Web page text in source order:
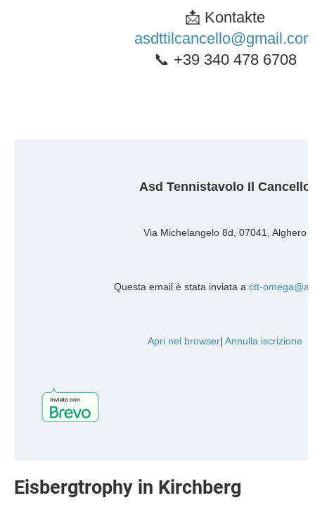
📩 Kontakte
asdttilcancello@gmail.com
📞 +39 340 478 6708
Asd Tennistavolo Il Cancello
Via Michelangelo 8d, 07041, Alghero
Questa email è stata inviata a ctt-
Apri nel browser| Annulla iscrizione
Eisbergtrophy in Kirchberg